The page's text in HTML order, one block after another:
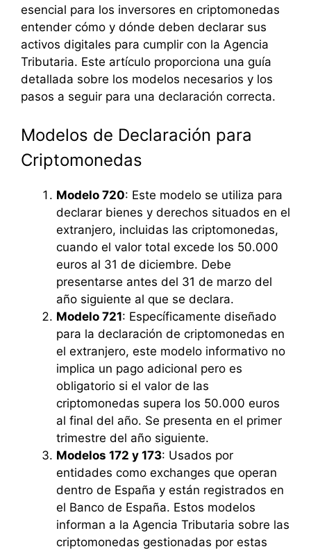
esencial para los inversores en criptomonedas
entender cómo y dónde deben declarar sus
activos digitales para cumplir con la Agencia
Tributaria. Este artículo proporciona una guía
detallada sobre los modelos necesarios y los
pasos a seguir para una declaración correcta.
Modelos de Declaración para
Criptomonedas
Modelo 720: Este modelo se utiliza para
declarar bienes y derechos situados en el
extranjero, incluidas las criptomonedas,
cuando el valor total excede los 50.000
euros al 31 de diciembre. Debe
presentarse antes del 31 de marzo del
año siguiente al que se declara.
Modelo 721: Específicamente diseñado
para la declaración de criptomonedas en
el extranjero, este modelo informativo no
implica un pago adicional pero es
obligatorio si el valor de las
criptomonedas supera los 50.000 euros
al final del año. Se presenta en el primer
trimestre del año siguiente.
Modelos 172 y 173: Usados por
entidades como exchanges que operan
dentro de España y están registrados en
el Banco de España. Estos modelos
informan a la Agencia Tributaria sobre las
criptomonedas gestionadas por estas